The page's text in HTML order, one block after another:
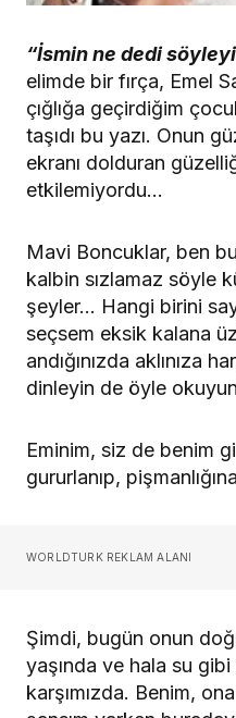
“İsmin ne dedi
elimde bir fırça, Emel
çığlığa geçirdiğim
taşıdı bu yazı. Onun
ekranı dolduran
etkilemiyordu…
Mavi Boncuklar, ben
kalbin sızlamaz söyle
şeyler… Hangi birini
seçsem eksik kalana
andığınızda aklınıza
dinleyin de öyle
Eminim, siz de benim
gururlanıp,
WORLDTURK REKLAM ALANI
Şimdi, bugün onun
yaşında ve hala su
karşımızda. Benim, ona